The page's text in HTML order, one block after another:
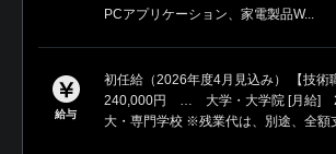
PCアプリケーション、家電製品W...
給与
初任給（2026年度4月見込み） 【技
240,000円 … 大学・大学院 [月
大・専門学校 ※残業代は、別途、全額